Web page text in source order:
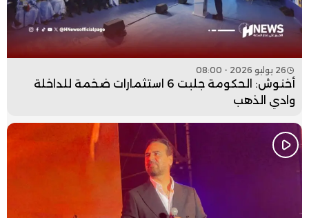
26 يوليو 2026 - 08:00
أخنوش: الحكومة جلبت 6 استثمارات ضخمة للداخلة
وادي الذهب